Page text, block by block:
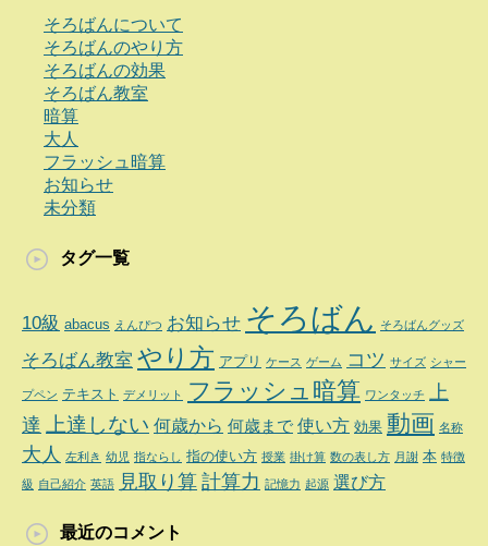
そろばんについて
そろばんのやり方
そろばんの効果
そろばん教室
暗算
大人
フラッシュ暗算
お知らせ
未分類
タグ一覧
10級 abacus えんぴつ お知らせ そろばん そろばんグッズ
そろばん教室 やり方 アプリ ケース ゲーム コツ サイズ シャー
プペン テキスト デメリット フラッシュ暗算 ワンタッチ
上
達
上達しない 何歳から 何歳まで 使い方 効果 動画 名称
大人 左利き 幼児 指ならし 指の使い方 授業 掛け算 数の表し方 月謝 本 特徴
級 自己紹介 英語 見取り算計算力 記憶力 起源 選び方
最近のコメント